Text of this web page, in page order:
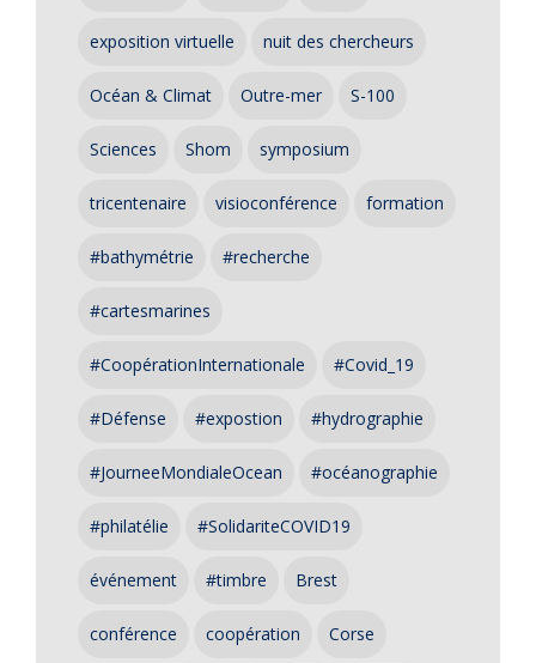
exposition virtuelle nuit des chercheurs
Océan & Climat Outre-mer S-100
Sciences Shom symposium
tricentenaire visioconférence formation
#bathymétrie #recherche
#cartesmarines
#CoopérationInternationale #Covid_19
#Défense #expostion #hydrographie
#JourneeMondialeOcean #océanographie
#philatélie #SolidariteCOVID19
événement #timbre Brest
conférence coopération Corse